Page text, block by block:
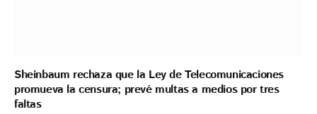
Sheinbaum rechaza que la Ley de Telecomunicaciones
promueva la censura; prevé multas a medios por tres
faltas